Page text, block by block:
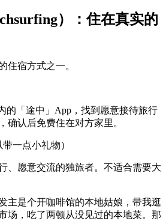
）：住在真实的
住宿方式之一。
的「途中」App，找到愿意接待旅行
确认后免费住在对方家里。
带一点小礼物）
、愿意交流的独旅者。不适合需要大
主是个开咖啡馆的本地姑娘，带我逛
场，吃了两顿从没见过的本地菜。那